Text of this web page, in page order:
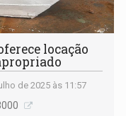
locação
de 2025 às 11:57